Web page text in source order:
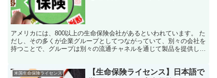
アメリカには、800以上の生命保険会社があるといわれています。 た
だし、その多くが企業グループとしてつながっていて、別々の会社を
持つことで、グループは別々の流通チャネルを通じて製品を提供した
米国生命保険ライセンス
【生命保険ライセンス】日本語で